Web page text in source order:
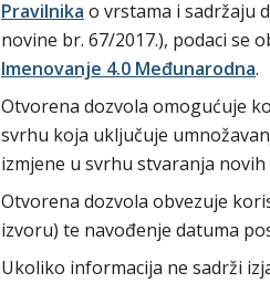
Pravilnika o vrstama i sadržaju
novine br. 67/2017.), podaci se
Imenovanje 4.0 Međunarodna.
Otvorena dozvola omogućuje
svrhu koja uključuje
izmjene u svrhu stvaranja
Otvorena dozvola obvezuje
izvoru) te navođenje datuma
Ukoliko informacija ne sadrži